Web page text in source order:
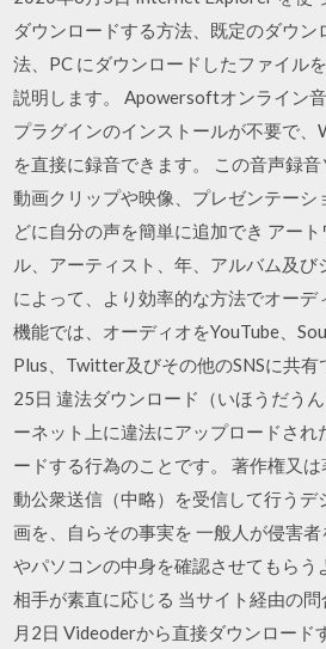
ダウンロードする方法、既定のダウ
法、PC にダウンロードしたファイル
説明します。 Apowersoftオンライン
プラグインのインストールが不要で
を直接に録音できます。 この音声録
動画クリップや映像、プレゼンテーシ
どに自分の声を簡単に追加でき アー
ル、アーティスト、年、アルバム及び
によって、より効率的な方法でオーデ
機能では、オーディオをYouTube、
Plus、Twitter及びその他のSNSに共有
25日 違法ダウンロード（いほうだう
ーネット上に違法にアップロードされ
ードする行為のことです。 著作権又
動公衆送信（中略）を受信して行うデ
画を、自らその事実を 一般人が侵害
やパソコンの中身を確認させてもらう
相手が素直に応じる 当サイト経由の
月2日 Videoderから直接ダウンロード